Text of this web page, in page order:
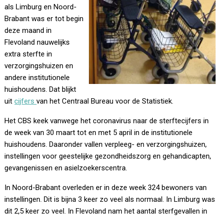
als Limburg en Noord-
Brabant was er tot begin
deze maand in
Flevoland nauwelijks
extra sterfte in
verzorgingshuizen en
andere institutionele
huishoudens. Dat blijkt
uitcijfersvan het Centraal Bureau voor de Statistiek.
Het CBS keek vanwege het coronavirus naar de sterftecijfers in
de week van 30 maart tot en met 5 april in de institutionele
huishoudens. Daaronder vallen verpleeg- en verzorgingshuizen,
instellingen voor geestelijke gezondheidszorg en gehandicapten,
gevangenissen en asielzoekerscentra.
In Noord-Brabant overleden er in deze week 324 bewoners van
instellingen. Dit is bijna 3 keer zo veel als normaal. In Limburg was
dit 2,5 keer zo veel. In Flevoland nam het aantal sterfgevallen in